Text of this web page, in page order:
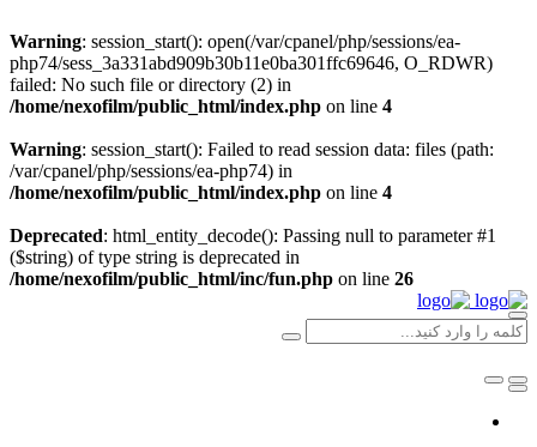
Warning: session_start(): open(/var/cpanel/php/sessions/ea-
php74/sess_3a331abd909b30b11e0ba301ffc69646, O_RDWR)
failed: No such file or directory (2) in
/home/nexofilm/public_html/index.php on line 4
Warning: session_start(): Failed to read session data: files (path:
/var/cpanel/php/sessions/ea-php74) in
/home/nexofilm/public_html/index.php on line 4
Deprecated: html_entity_decode(): Passing null to parameter #1
($string) of type string is deprecated in
/home/nexofilm/public_html/inc/fun.php on line 26